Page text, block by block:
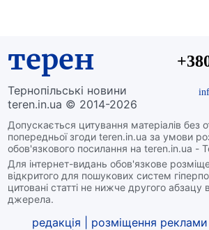
терен
Тернопільські новини
teren.in.ua © 2014-2026
Допускається цитування матеріалів без
попередньої згоди teren.in.ua за умови
обов'язкового посилання на teren.in.ua -
Для інтернет-видань обов'язкове
відкритого для пошукових систем
цитовані статті не нижче другого абзацу
джерела.
редакція розміщення реклами